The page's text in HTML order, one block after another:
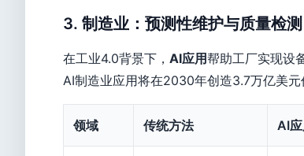
3. 制造业：预测性维护与质量检测
在工业4.0背景下， AI应用帮助工厂实现设
AI制造业应用将在2030年创造3.7万亿美元
领域 传统方法 AI